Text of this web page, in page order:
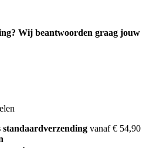
Wij beantwoorden graag jouw
vanaf € 54,90